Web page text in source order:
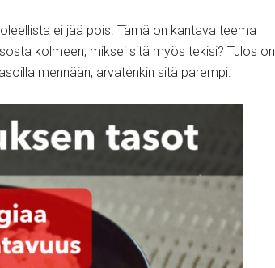
ei jää pois. Tämä on kantava teema
kolmeen, miksei sitä myös tekisi? Tulos on
mennään, arvatenkin sitä parempi.